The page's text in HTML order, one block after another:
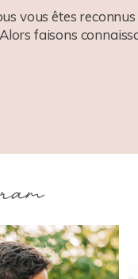
vous êtes
Alors faisons